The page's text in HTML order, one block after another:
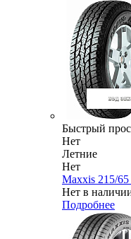
Быстрый
Нет
Летние
Нет
Maxxis 215/
Нет в
Подробнее